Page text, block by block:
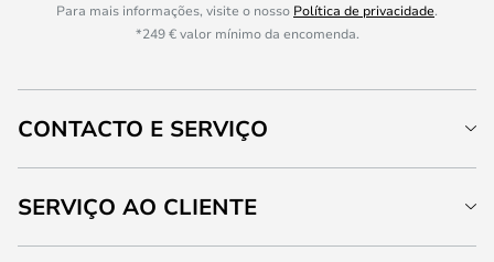
Para mais informações, visite o nosso Política de privacidade.
*249 € valor mínimo da encomenda.
CONTACTO E SERVIÇO
SERVIÇO AO CLIENTE